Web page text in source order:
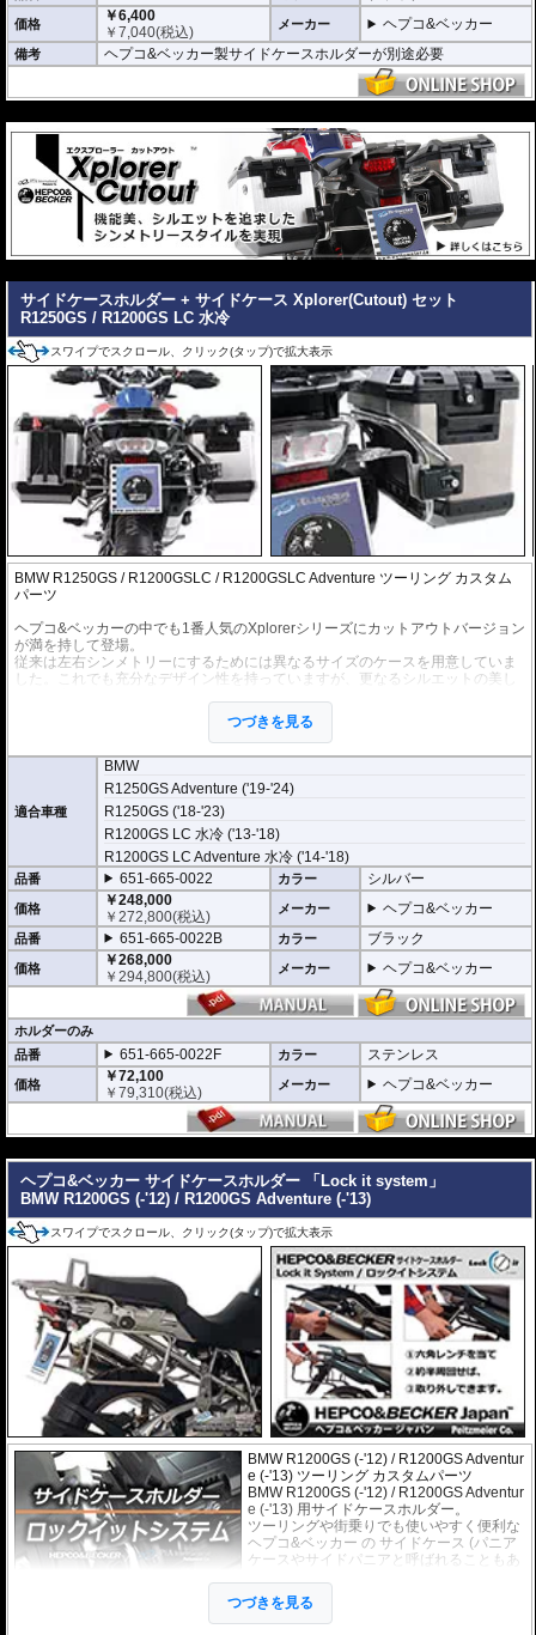
価格
￥6,400
￥7,040(税込) メーカー ヘプコ&ベッカー
備考 ヘプコ&ベッカー製サイドケースホルダーが別途必要
サイドケースホルダー + サイドケース Xplorer(Cutout) セット
R1250GS / R1200GS LC 水冷
スワイプでスクロール、クリック(タップ)で拡大表示
BMW R1250GS / R1200GSLC / R1200GSLC Adventure ツーリング カスタム
パーツ
ヘプコ&ベッカーの中でも1番人気のXplorerシリーズにカットアウトバージョン
が満を持して登場。
従来は左右シンメトリーにするためには異なるサイズのケースを用意していま
した。これでも充分なデザイン性を持っていますが、更なるシルエットの美し
写真を見ていただければ、そのイメージの違いを感じていただけるでしょう。
※多様なXplorer用のオプションもご利用頂けます。
※車種専用ホルダーと左右サイドケースのお得なセット。
※車種別専用ホルダーはオールステンレス製。
※カットアウトのホルダー、ケースはその他ヘプコ&ベッカーのサイドケース
※カットアウト部分は溶接仕上げです。仕上がりには個体差があります。
セット内容
・サイドケースホルダー ステンレススチール
・サイドケース Xplorer シルバー / ブラック
容量
40リットル : マフラー側 37リットル
※車両乗換えや増車など お持ちのケースを活用するためにホルダーのみでも
お求めいただけます。
つづきを見る
適合車種
BMW
R1250GS Adventure ('19-'24)
R1250GS ('18-'23)
R1200GS LC 水冷 ('13-'18)
R1200GS LC Adventure 水冷 ('14-'18)
品番 651-665-0022 カラー シルバー
価格
￥248,000
￥272,800(税込) メーカー ヘプコ&ベッカー
品番 651-665-0022B カラー ブラック
価格
￥268,000
￥294,800(税込) メーカー ヘプコ&ベッカー
ホルダーのみ
品番
651-665-0022F カラー ステンレス
価格
￥72,100
￥79,310(税込) メーカー ヘプコ&ベッカー
ヘプコ&ベッカー サイドケースホルダー 「Lock it system」
BMW R1200GS (-'12) / R1200GS Adventure (-'13)
スワイプでスクロール、クリック(タップ)で拡大表示
BMW R1200GS (-'12) / R1200GS Adventur
e (-'13) ツーリング カスタムパーツ
BMW R1200GS (-'12) / R1200GS Adventur
e (-'13) 用サイドケースホルダー。
ツーリングや街乗りでも使いやすく便利な
ヘプコ&ベッカー のサイドケース (パニア
ケースやサイドパニアと呼ばれることもあ
のない時には、ケースだけでなく、ホルダ
ー自体も簡単に取り外すことのできる、
「ロックイットシステム」を採用していま
つづきを見る